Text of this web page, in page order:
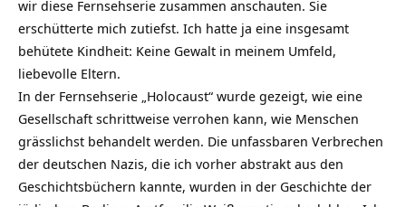
wir diese Fernsehserie zusammen anschauten. Sie
erschütterte mich zutiefst. Ich hatte ja eine insgesamt
behütete Kindheit: Keine Gewalt in meinem Umfeld,
liebevolle Eltern.
In der Fernsehserie „Holocaust“ wurde gezeigt, wie eine
Gesellschaft schrittweise verrohen kann, wie Menschen
grässlichst behandelt werden. Die unfassbaren Verbrechen
der deutschen Nazis, die ich vorher abstrakt aus den
Geschichtsbüchern kannte, wurden in der Geschichte der